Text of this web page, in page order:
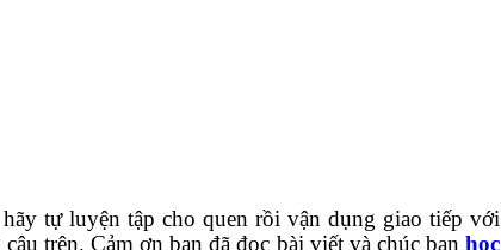
tự luyện tập cho quen rồi vận dụng giao tiếp với
trên. Cảm ơn bạn đã đọc bài viết và chúc bạn học